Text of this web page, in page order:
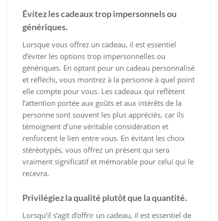
Évitez les cadeaux trop impersonnels ou
génériques.
Lorsque vous offrez un cadeau, il est essentiel
d’éviter les options trop impersonnelles ou
génériques. En optant pour un cadeau personnalisé
et réfléchi, vous montrez à la personne à quel point
elle compte pour vous. Les cadeaux qui reflètent
l’attention portée aux goûts et aux intérêts de la
personne sont souvent les plus appréciés, car ils
témoignent d’une véritable considération et
renforcent le lien entre vous. En évitant les choix
stéréotypés, vous offrez un présent qui sera
vraiment significatif et mémorable pour celui qui le
recevra.
Privilégiez la qualité plutôt que la quantité.
Lorsqu’il s’agit d’offrir un cadeau, il est essentiel de